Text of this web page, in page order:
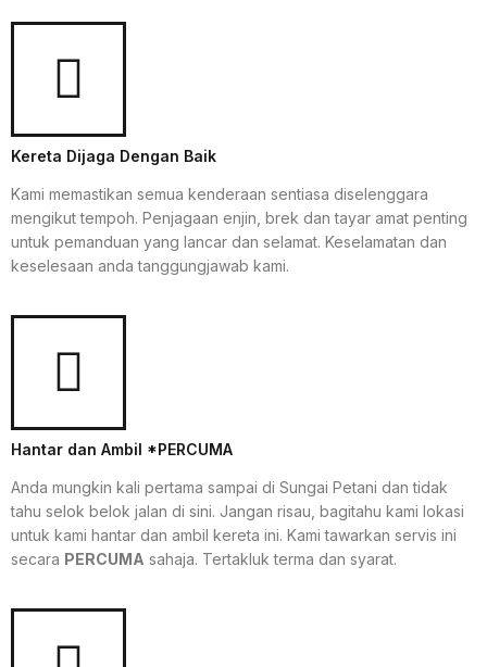
Kereta Dijaga Dengan Baik
Kami memastikan semua kenderaan sentiasa diselenggara
mengikut tempoh. Penjagaan enjin, brek dan tayar amat penting
untuk pemanduan yang lancar dan selamat. Keselamatan dan
keselesaan anda tanggungjawab kami.
Hantar dan Ambil *PERCUMA
Anda mungkin kali pertama sampai di Sungai Petani dan tidak
tahu selok belok jalan di sini. Jangan risau, bagitahu kami lokasi
untuk kami hantar dan ambil kereta ini. Kami tawarkan servis ini
secara PERCUMA sahaja. Tertakluk terma dan syarat.